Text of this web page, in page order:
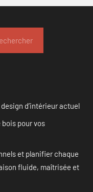
d’intérieur actuel
pour vos
et planifier chaque
fluide, maîtrisée et